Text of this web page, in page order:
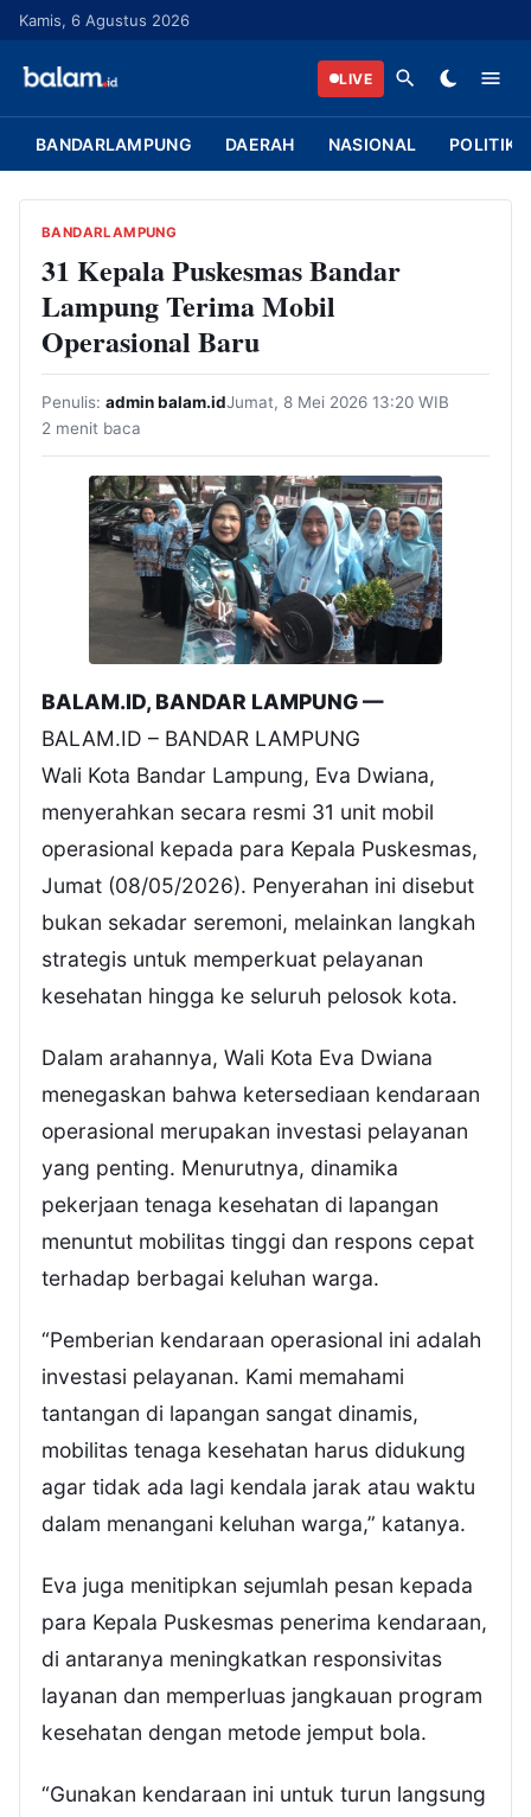
u
Kamis, 6 Agustus 2026
LIVE
BANDARLAMPUNG DAERAH NASIONAL POLITIK
BANDARLAMPUNG
31 Kepala Puskesmas Bandar
Lampung Terima Mobil
Operasional Baru
Penulis: admin balam.idJumat, 8 Mei 2026 13:20 WIB
2 menit baca
BALAM.ID, BANDAR LAMPUNG —
BALAM.ID – BANDAR LAMPUNG
Wali Kota Bandar Lampung, Eva Dwiana,
menyerahkan secara resmi 31 unit mobil
operasional kepada para Kepala Puskesmas,
Jumat (08/05/2026). Penyerahan ini disebut
bukan sekadar seremoni, melainkan langkah
strategis untuk memperkuat pelayanan
kesehatan hingga ke seluruh pelosok kota.
Dalam arahannya, Wali Kota Eva Dwiana
menegaskan bahwa ketersediaan kendaraan
operasional merupakan investasi pelayanan
yang penting. Menurutnya, dinamika
pekerjaan tenaga kesehatan di lapangan
menuntut mobilitas tinggi dan respons cepat
terhadap berbagai keluhan warga.
“Pemberian kendaraan operasional ini adalah
investasi pelayanan. Kami memahami
tantangan di lapangan sangat dinamis,
mobilitas tenaga kesehatan harus didukung
agar tidak ada lagi kendala jarak atau waktu
dalam menangani keluhan warga,” katanya.
Eva juga menitipkan sejumlah pesan kepada
para Kepala Puskesmas penerima kendaraan,
di antaranya meningkatkan responsivitas
layanan dan memperluas jangkauan program
kesehatan dengan metode jemput bola.
“Gunakan kendaraan ini untuk turun langsung